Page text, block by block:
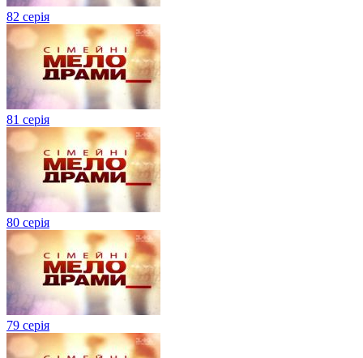
82 серія
81 серія
80 серія
79 серія